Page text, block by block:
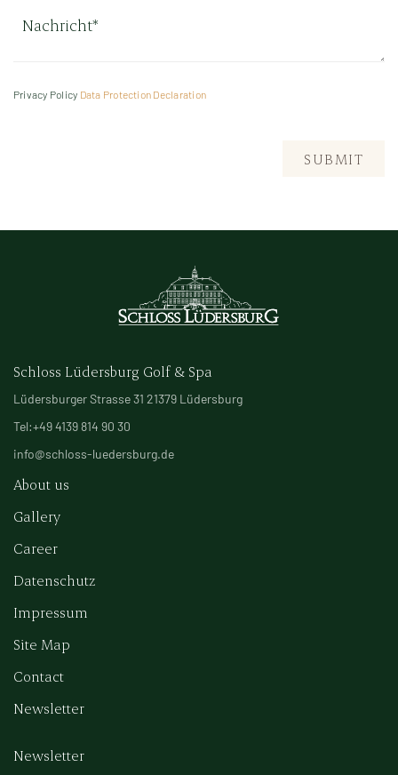
Privacy Policy Data Protection Declaration
SUBMIT
Schloss Lüdersburg Golf & Spa
Lüdersburger Strasse 31 21379 Lüdersburg
Tel:+49 4139 814 90 30
info@schloss-luedersburg.de
About us
Gallery
Career
Datenschutz
Impressum
Site Map
Contact
Newsletter
Newsletter